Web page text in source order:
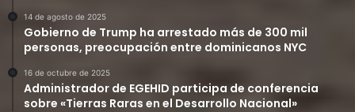
14 de agosto de 2025
Gobierno de Trump ha arrestado más de 300 mil
personas, preocupación entre dominicanos NYC
16 de octubre de 2025
Administrador de EGEHID participa de conferencia
sobre «Tierras Raras en el Desarrollo Nacional»